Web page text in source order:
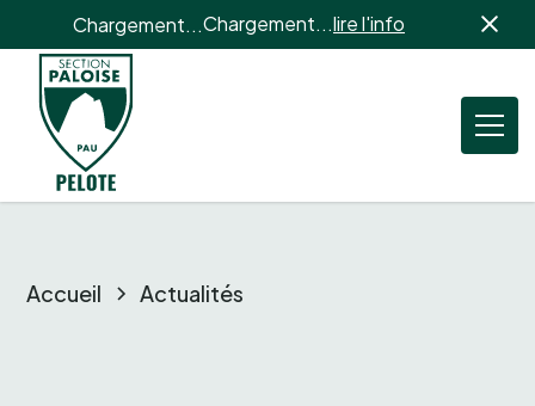
Chargement...Chargement...lire l'info
Accueil Actualités